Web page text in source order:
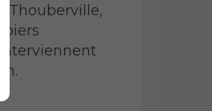
Thouberville,